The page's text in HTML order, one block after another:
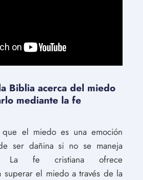
Biblia acerca del miedo
mediante la fe
que el miedo es una emoción
ser dañina si no se maneja
La fe cristiana ofrece
superar el miedo a través de la